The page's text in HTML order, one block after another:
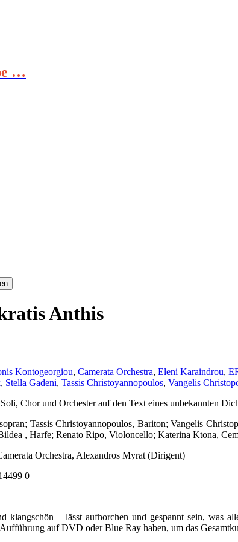
…
Anthis
Kontogeorgiou, Camerata Orchestra, Eleni Karaindrou,
, Stella Gadeni, Tassis Christoyannopoulos, Vangelis
Chor und Orchester auf den Text eines unbekannten
Tassis Christoyannopoulos, Bariton; Vangelis
, Harfe; Renato Ripo, Violoncello; Katerina Ktona,
Orchestra, Alexandros Myrat (Dirigent)
0
– lässt aufhorchen und gespannt sein, was
auf DVD oder Blue Ray haben, um das